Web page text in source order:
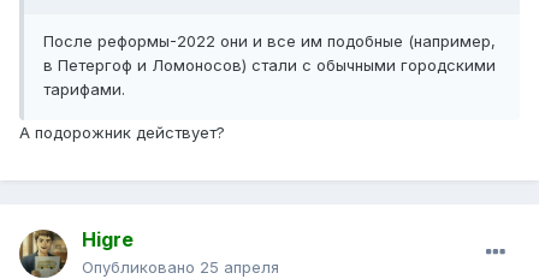
После реформы-2022 они и все им подобные (например,
в Петергоф и Ломоносов) стали с обычными городскими
тарифами.
А подорожник действует?
Higre
Опубликовано 25 апреля